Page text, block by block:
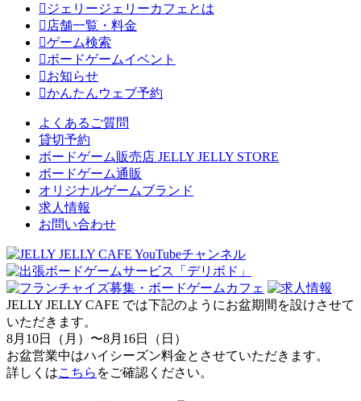
ジェリージェリーカフェとは
店舗一覧・料金
ゲーム検索
ボードゲームイベント
お知らせ
かんたんウェブ予約
よくあるご質問
貸切予約
ボードゲーム販売店 JELLY JELLY STORE
ボードゲーム通販
オリジナルゲームブランド
求人情報
お問い合わせ
JELLY JELLY CAFE では下記のようにお盆期間を設けさせて
いただきます。
8月10日（月）〜8月16日（日）
お盆営業中はハイシーズン料金とさせていただきます。
詳しくはこちら をご確認ください。